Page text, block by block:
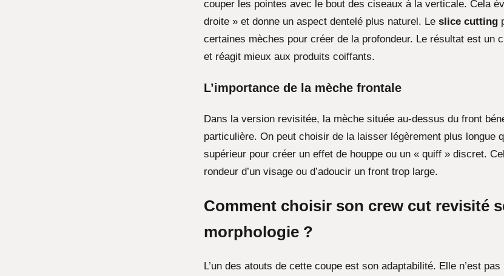
couper les pointes avec le bout des ciseaux à la verticale. Cela
droite » et donne un aspect dentelé plus naturel. Le slice cutting
certaines mèches pour créer de la profondeur. Le résultat est un
et réagit mieux aux produits coiffants.
L’importance de la mèche frontale
Dans la version revisitée, la mèche située au-dessus du front
particulière. On peut choisir de la laisser légèrement plus longue
supérieur pour créer un effet de houppe ou un « quiff » discret.
rondeur d’un visage ou d’adoucir un front trop large.
Comment choisir son crew cut revisité
morphologie ?
L’un des atouts de cette coupe est son adaptabilité. Elle n’est